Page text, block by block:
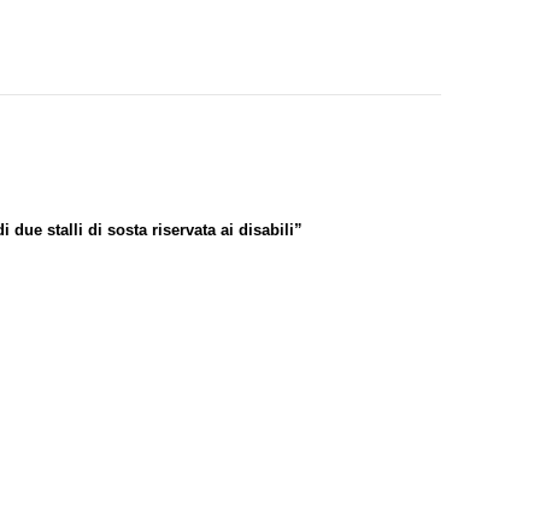
due stalli di sosta riservata ai disabili”